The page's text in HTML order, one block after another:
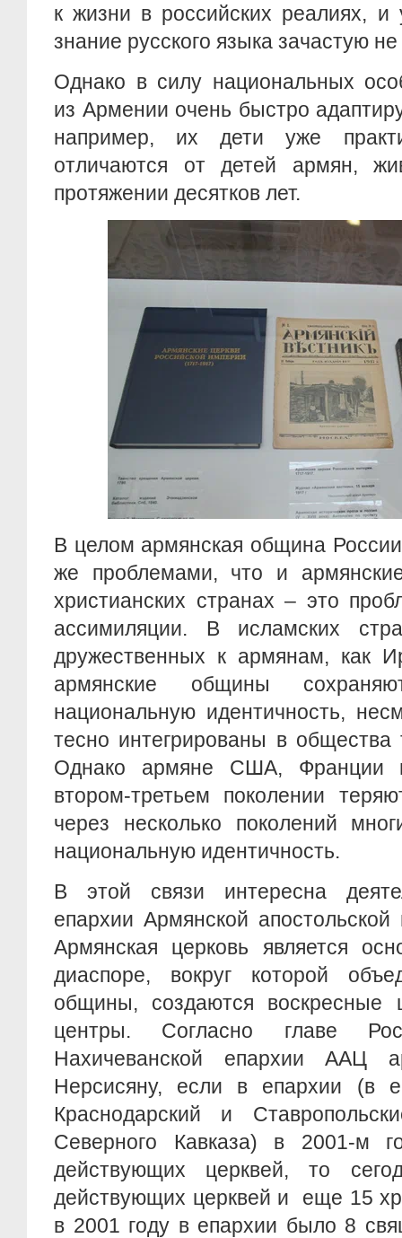
к жизни в российских реалиях,
знание русского языка зачастую
Однако в силу национальных
из Армении очень быстро
например, их дети уже
отличаются от детей армян,
протяжении десятков лет.
В целом армянская община
же проблемами, что и
христианских странах – это
ассимиляции. В исламских
дружественных к армянам, как
армянские общины
национальную идентичность,
тесно интегрированы в общества
Однако армяне США, Франции
втором-третьем поколении
через несколько поколений
национальную идентичность.
В этой связи интересна
епархии Армянской
Армянская церковь является
диаспоре, вокруг которой
общины, создаются воскресные
центры. Согласно главе
Нахичеванской епархии ААЦ
Нерсисяну, если в епархии (в
Краснодарский и
Северного Кавказа) в 2001-м
действующих церквей, то
действующих церквей и еще 15
в 2001 году в епархии было 8